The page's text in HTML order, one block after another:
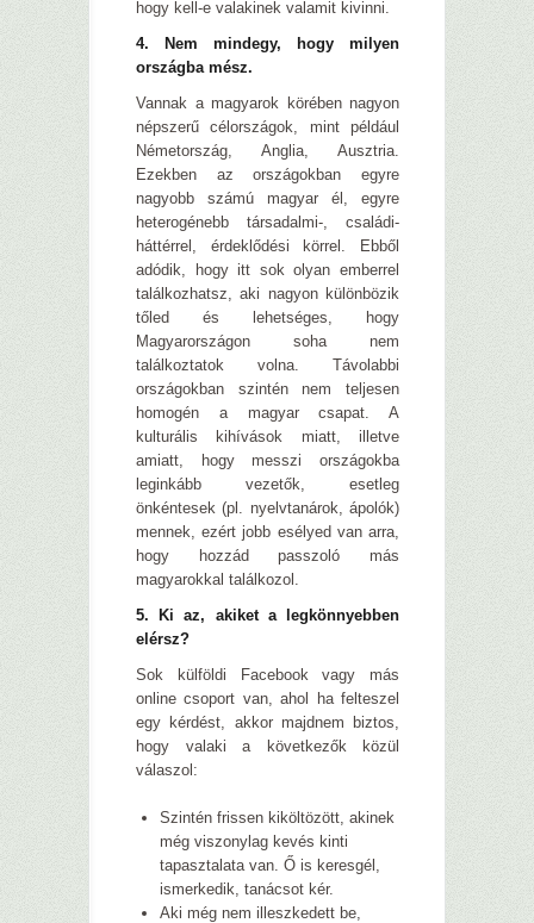
hogy kell-e valakinek valamit kivinni.
4. Nem mindegy, hogy milyen
országba mész.
Vannak a magyarok körében nagyon
népszerű célországok, mint például
Németország, Anglia, Ausztria.
Ezekben az országokban egyre
nagyobb számú magyar él, egyre
heterogénebb társadalmi-, családi-
háttérrel, érdeklődési körrel. Ebből
adódik, hogy itt sok olyan emberrel
találkozhatsz, aki nagyon különbözik
tőled és lehetséges, hogy
Magyarországon soha nem
találkoztatok volna. Távolabbi
országokban szintén nem teljesen
homogén a magyar csapat. A
kulturális kihívások miatt, illetve
amiatt, hogy messzi országokba
leginkább vezetők, esetleg
önkéntesek (pl. nyelvtanárok, ápolók)
mennek, ezért jobb esélyed van arra,
hogy hozzád passzoló más
magyarokkal találkozol.
5. Ki az, akiket a legkönnyebben
elérsz?
Sok külföldi Facebook vagy más
online csoport van, ahol ha felteszel
egy kérdést, akkor majdnem biztos,
hogy valaki a következők közül
válaszol:
Szintén frissen kiköltözött, akinek
még viszonylag kevés kinti
tapasztalata van. Ő is keresgél,
ismerkedik, tanácsot kér.
Aki még nem illeszkedett be,